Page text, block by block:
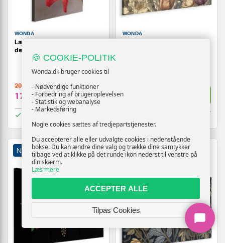
WONDA
Lærredsbillede Rød Blomst 1-
delt lodret
209,-
179,- Vis
WONDA
179,-
NY TILBUD NY TILBUD
🍪 COOKIE-POLITIK
Wonda.dk bruger cookies til
- Nødvendige funktioner
- Forbedring af brugeroplevelsen
- Statistik og webanalyse
- Markedsføring
Nogle cookies sættes af tredjepartstjenester.
Du accepterer alle eller udvalgte cookies i nedenstående
bokse. Du kan ændre dine valg og trække dine samtykker
tilbage ved at klikke på det runde ikon nederst til venstre på
din skærm.
Læs mere
ACCEPTER ALLE
Tilpas Cookies